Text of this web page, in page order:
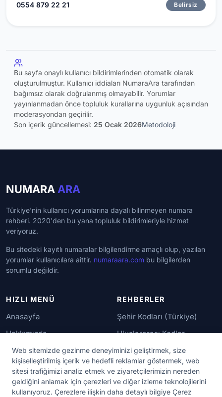
Web sitemizde gezinme deneyiminizi geliştirmek, size
kişiselleştirilmiş içerik ve hedefli reklamlar göstermek, web
sitesi trafiğimizi analiz etmek ve ziyaretçilerimizin nereden
geldiğini anlamak için çerezleri ve diğer izleme teknolojilerini
kullanıyoruz. Çerezlere ilişkin daha detaylı bilgiye Çerez
0554 879 22 21 Belirsiz
Bu sayfa onaylı kullanıcı bildirimlerinden otomatik olarak
oluşturulmuştur. Kullanıcı iddiaları NumaraAra tarafından
bağımsız olarak doğrulanmış olmayabilir. Yorumlar
yayınlanmadan önce topluluk kurallarına uygunluk açısından
moderasyondan geçirilir.
Son içerik güncellemesi: 25 Ocak 2026Metodoloji
NUMARA ARA
Türkiye'nin kullanıcı yorumlarına dayalı bilinmeyen numara
rehberi. 2020'den bu yana topluluk bildirimleriyle hizmet
veriyoruz.
Bu sitedeki kayıtlı numaralar bilgilendirme amaçlı olup, yazılan
yorumlar kullanıcılara aittir. numaraara.com bu bilgilerden
sorumlu değildir.
HIZLI MENÜ
Anasayfa
Hakkımızda
İletişim
REHBERLER
Şehir Kodları (Türkiye)
Uluslararası Kodlar
Güvenilir Numaralar
YASAL KORUMA
Kullanım Koşulları